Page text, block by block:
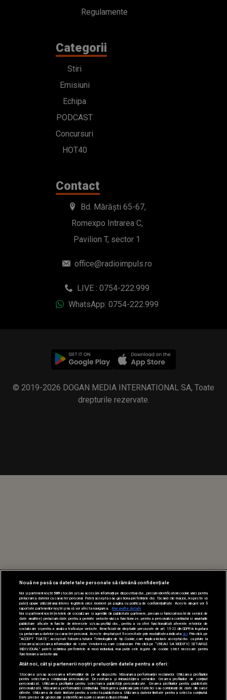
Regulamente
Categorii
Stiri
Emisiuni
Echipa
PODCAST
Concursuri
HOT40
Contact
Bd. Mărăști 65-67,
Romexpo Intrarea C,
Pavilion T, sector 1
office@radioimpuls.ro
LIVE : 0754-222.999
WhatsApp: 0754-222.999
© 2019-2026 DOGAN MEDIA INTERNATIONAL SA, Toate
drepturile rezervate.
Nouă ne pasă ca datele tale personale să rămână confidențiale
Noi și partenerii noștri589stocăm și/sau accesăm informații pe dispozitivul dvs., precum identificatorii cookie unici pentru
prelucrarea datelor cu caracter personal. Puteți accepta sau gestiona preferințele dvs. făcând clic mai jos, respectiv vă
puteți opune utilizării unui interes legitim în orice moment pe pagina cu politica de confidențialitate. Aceste alegeri vor fi
raportate partenerilor noștri și nu vă vor afecta navigarea.
Mai multe detalii
Noi si partenerii nostri (retelele de socializare si agentiile de publicitate partenere, precum si furnizorii nostri de servicii de
date analitice) prelucram date pentru a permite website-ului sa functioneze, pentru a personaliza continutul si anunturile
publicitare afisate in functie de interesele si/sau profilul dvs., pentru a va oferi functionalitati aferente retelelor de
socializare si pentru a analiza traficul pe website. Beneficiati de drepturile prevazute de art. 15-22 din GDPR in legatura
cu prelucrarea datelor cu caracter personal. Aceste drepturi pot fi exercitate prin modalitatea indicataaici . Prin click pe
“ACCEPT TOATE”, acceptati folosirea tuturor Tehnologiilor de tip Cookie, care implica inclusiv acceptul dvs. cu privire la
stocarea/accesarea informatiilor de catre Vendor-ii cu care colaboram. Prin click pe “VREAU SA MODIFIC SETARILE
INDIVIDUAL” puteti schimba preferintele in mod individual, mai putin cele legate de cookie strict necesare pentru
functionarea website-ului.
Atât noi, cât și partenerii noștri prelucrăm datele pentru a oferi:
Stocarea și/sau accesarea informațiilor de pe un dispozitiv. Măsurarea performanței reclamelor. Utilizarea profilurilor
pentru selectarea conținutului personalizat. Dezvoltarea și îmbunătățirea serviciilor. Crearea profilurilor de conținut
personalizat. Utilizarea profilurilor pentru selectarea publicității personalizate. Crearea profilurilor pentru publicitate
personalizată. Măsurarea performanței conținutului. Înțelegerea publicului prin statistici sau combinații de date din surse
diferite. Utilizarea de date limitate pentru a selecta publicitatea. Utilizarea datelor limitate pentru a selecta conținutul.
Date precise de geolocație și identificarea prin scanarea dispozitivului.